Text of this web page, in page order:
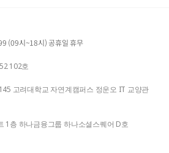
102호
고려대학교 자연계캠퍼스 정운오 IT 교양관
1층 하나금융그룹 하나소셜스퀘어 D호
(09시~18시) 공휴일 휴무